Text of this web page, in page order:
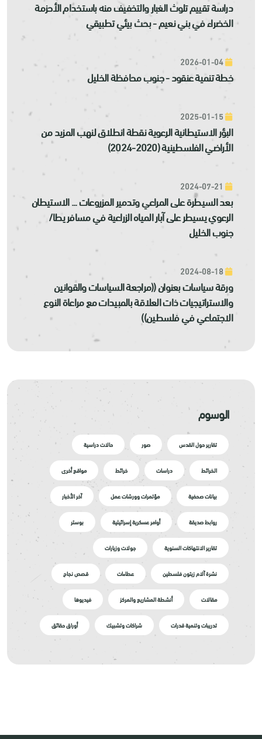
دراسة تقييم تلوث الغبار والتخفيف منه باستخدام الأحزمة
الخضراء في بني نعيم - بحث بيئي تطبيقي
خطة تنمية عنقود - جنوب محافظة الخليل
البؤر الاستيطانية الرعوية نقطة انطلاق لنهب المزيد من
الأراضي الفلسطينية (2020-2024)
بعد السيطرة على المراعي وتدمير المزروعات ... الاستيطان
الرعوي يسيطر على آبار المياه الزراعية في مسافر يطا/
جنوب الخليل
ورقة سياسات بعنوان ((مراجعة السياسات والقوانين
والاستراتيجيات ذات العلاقة بالمبيدات مع مراعاة النوع
الاجتماعي في فلسطين))
الوسوم
تقارير حول القدس صور حالات دراسية
الخرائط دراسات خرائط مواقع أخرى
بيانات صحفية مؤتمرات وورشات عمل آخر الأخبار
روابط صديقة أوامر عسكرية إسرائيلية بوستر
تقارير الانتهاكات السنوية جولات وزيارات
نشرة آلام زيتون فلسطين عطاءات قصص نجاح
مقالات أنشطة المشاريع والمركز فيديوها
تدريبات وتنمية قدرات شراكات وتشبيك أوراق حقائق